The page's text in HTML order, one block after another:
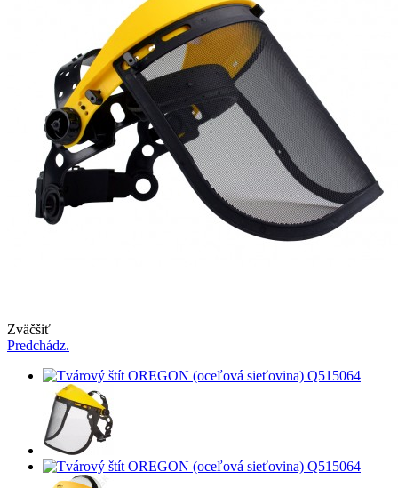
Zväčšiť
Predchádz.